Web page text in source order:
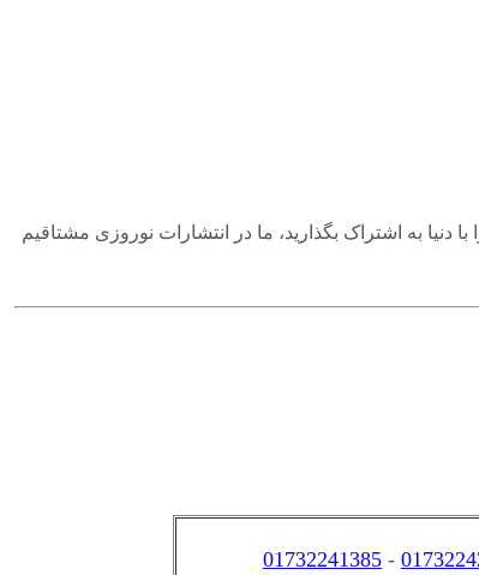
دنیا به اشتراک بگذارید، ما در انتشارات نوروزی مشتاقیم
-
01732241385